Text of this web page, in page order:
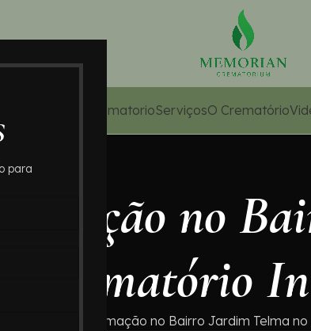
para
Home – CrematorioServiçosO Crematório
no
Crematório
Valores de Cremação no Bairro Jardim Telma